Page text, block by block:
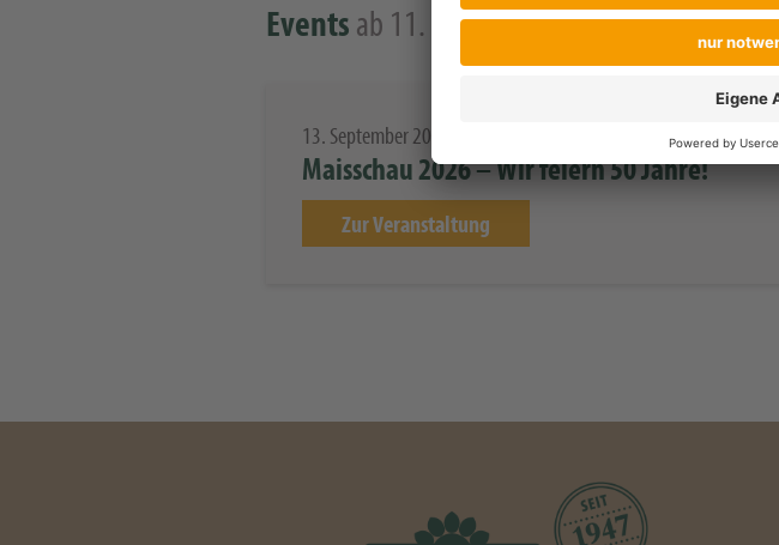
Events ab 11. März
13. September 2025
Maisschau 2026 – Wir feiern 50 Jahre!
Zur Veranstaltung